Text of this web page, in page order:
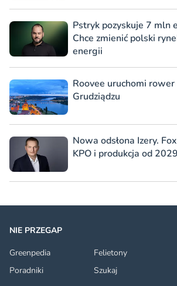
Pstryk pozyskuje 7 mln
Chce zmienić polski
energii
Roovee uruchomi
Grudziądzu
Nowa odsłona Izery.
KPO i produkcja od
NIE PRZEGAP
Greenpedia
Felietony
Poradniki
Szukaj